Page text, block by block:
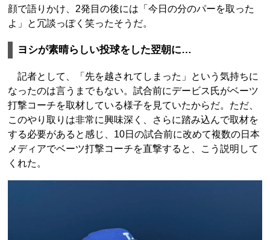
顔で語りかけ、2発目の後には「今日の分のパーを取った
よ」と冗談っぽく笑ったそうだ。
ヨシが素晴らしい投球をした翌朝に…
記者として、「先を越されてしまった」という気持ちに
なったのは言うまでもない。試合前にデービス氏がベーツ
打撃コーチを取材している様子を見ていたからだ。ただ、
このやり取りは非常に興味深く、さらに踏み込んで取材を
する必要があると感じ、10日の試合前に改めて複数の日本
メディアでベーツ打撃コーチを直撃すると、こう説明して
くれた。